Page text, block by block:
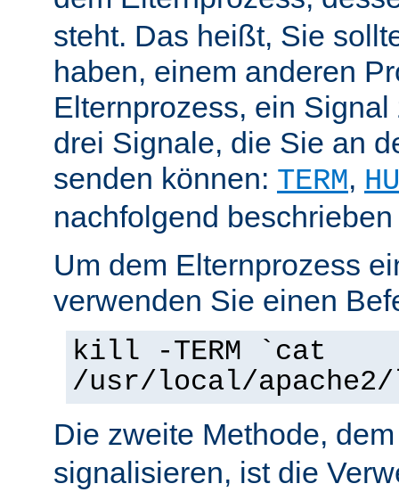
steht. Das heißt, Sie
haben, einem anderen
Elternprozess, ein
drei Signale, die Sie an
senden können: TERM,
nachfolgend
Um dem Elternprozess
verwenden Sie einen
kill -TERM `cat
/usr/local/
Die zweite Methode,
signalisieren, ist die